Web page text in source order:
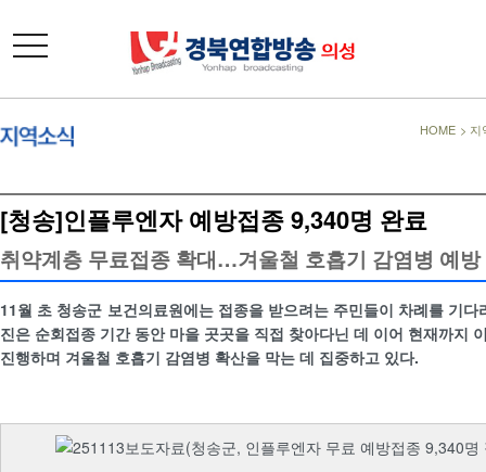
toggle
navigation
HOME > 지
[청송]인플루엔자 예방접종 9,340명 완료
취약계층 무료접종 확대…겨울철 호흡기 감염병 예방
11월 초 청송군 보건의료원에는 접종을 받으려는 주민들이 차례를 기
진은 순회접종 기간 동안 마을 곳곳을 직접 찾아다닌 데 이어 현재까지
진행하며 겨울철 호흡기 감염병 확산을 막는 데 집중하고 있다.